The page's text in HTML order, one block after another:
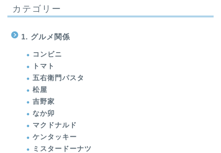
カテゴリー
1. グルメ関係
コンビニ
トマト
五右衛門パスタ
松屋
吉野家
なか卯
マクドナルド
ケンタッキー
ミスタードーナツ